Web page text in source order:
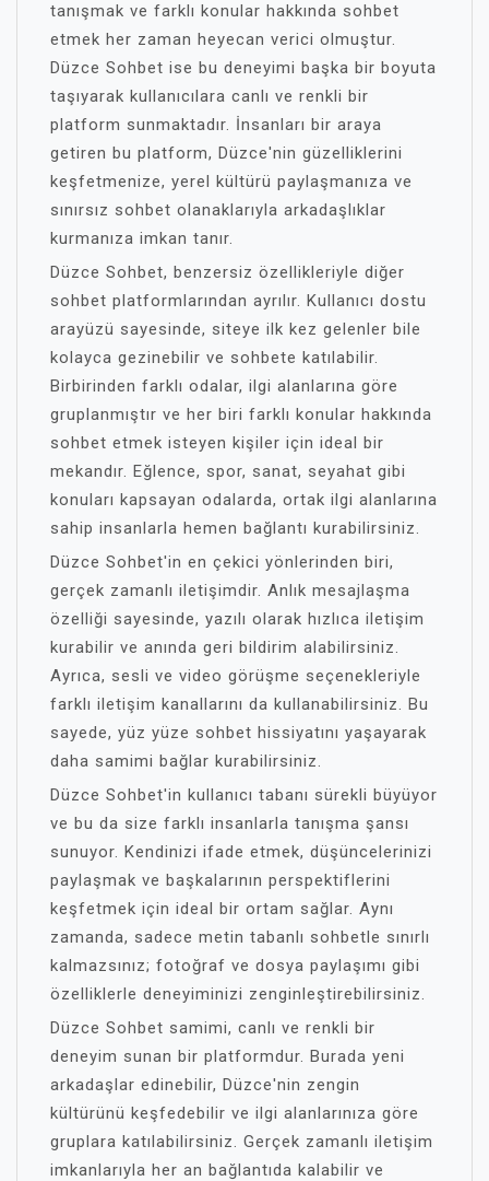
tanışmak ve farklı konular hakkında sohbet
etmek her zaman heyecan verici olmuştur.
Düzce Sohbet ise bu deneyimi başka bir boyuta
taşıyarak kullanıcılara canlı ve renkli bir
platform sunmaktadır. İnsanları bir araya
getiren bu platform, Düzce'nin güzelliklerini
keşfetmenize, yerel kültürü paylaşmanıza ve
sınırsız sohbet olanaklarıyla arkadaşlıklar
kurmanıza imkan tanır.
Düzce Sohbet, benzersiz özellikleriyle diğer
sohbet platformlarından ayrılır. Kullanıcı dostu
arayüzü sayesinde, siteye ilk kez gelenler bile
kolayca gezinebilir ve sohbete katılabilir.
Birbirinden farklı odalar, ilgi alanlarına göre
gruplanmıştır ve her biri farklı konular hakkında
sohbet etmek isteyen kişiler için ideal bir
mekandır. Eğlence, spor, sanat, seyahat gibi
konuları kapsayan odalarda, ortak ilgi alanlarına
sahip insanlarla hemen bağlantı kurabilirsiniz.
Düzce Sohbet'in en çekici yönlerinden biri,
gerçek zamanlı iletişimdir. Anlık mesajlaşma
özelliği sayesinde, yazılı olarak hızlıca iletişim
kurabilir ve anında geri bildirim alabilirsiniz.
Ayrıca, sesli ve video görüşme seçenekleriyle
farklı iletişim kanallarını da kullanabilirsiniz. Bu
sayede, yüz yüze sohbet hissiyatını yaşayarak
daha samimi bağlar kurabilirsiniz.
Düzce Sohbet'in kullanıcı tabanı sürekli büyüyor
ve bu da size farklı insanlarla tanışma şansı
sunuyor. Kendinizi ifade etmek, düşüncelerinizi
paylaşmak ve başkalarının perspektiflerini
keşfetmek için ideal bir ortam sağlar. Aynı
zamanda, sadece metin tabanlı sohbetle sınırlı
kalmazsınız; fotoğraf ve dosya paylaşımı gibi
özelliklerle deneyiminizi zenginleştirebilirsiniz.
Düzce Sohbet samimi, canlı ve renkli bir
deneyim sunan bir platformdur. Burada yeni
arkadaşlar edinebilir, Düzce'nin zengin
kültürünü keşfedebilir ve ilgi alanlarınıza göre
gruplara katılabilirsiniz. Gerçek zamanlı iletişim
imkanlarıyla her an bağlantıda kalabilir ve